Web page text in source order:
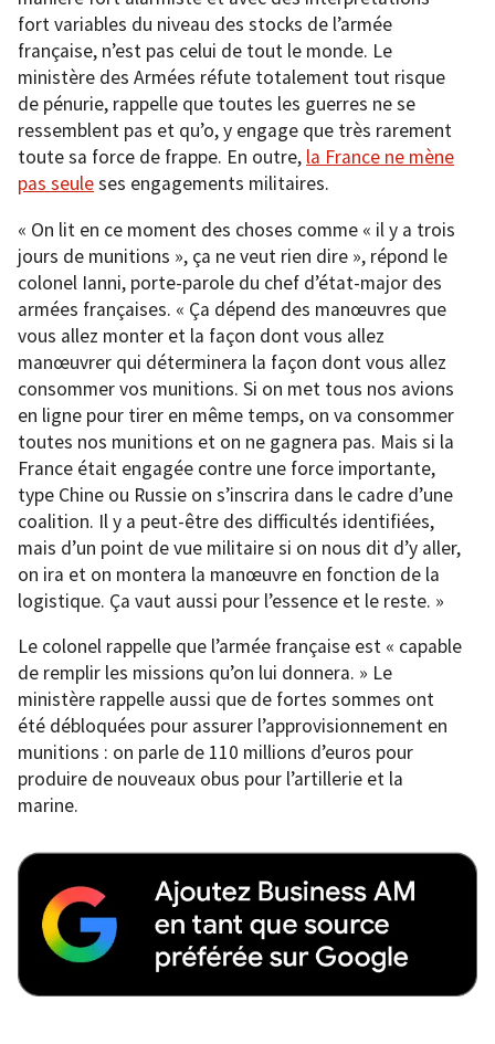
fort variables du niveau des stocks de l’armée
française, n’est pas celui de tout le monde. Le
ministère des Armées réfute totalement tout risque
de pénurie, rappelle que toutes les guerres ne se
ressemblent pas et qu’o, y engage que très rarement
toute sa force de frappe. En outre, la France ne mène
pas seuleses engagements militaires.
« On lit en ce moment des choses comme « il y a trois
jours de munitions », ça ne veut rien dire », répond le
colonel Ianni, porte-parole du chef d’état-major des
armées françaises. « Ça dépend des manœuvres que
vous allez monter et la façon dont vous allez
manœuvrer qui déterminera la façon dont vous allez
consommer vos munitions. Si on met tous nos avions
en ligne pour tirer en même temps, on va consommer
toutes nos munitions et on ne gagnera pas. Mais si la
France était engagée contre une force importante,
type Chine ou Russie on s’inscrira dans le cadre d’une
coalition. Il y a peut-être des difficultés identifiées,
mais d’un point de vue militaire si on nous dit d’y aller,
on ira et on montera la manœuvre en fonction de la
logistique. Ça vaut aussi pour l’essence et le reste. »
Le colonel rappelle que l’armée française est « capable
de remplir les missions qu’on lui donnera. » Le
ministère rappelle aussi que de fortes sommes ont
été débloquées pour assurer l’approvisionnement en
munitions : on parle de 110 millions d’euros pour
produire de nouveaux obus pour l’artillerie et la
marine.